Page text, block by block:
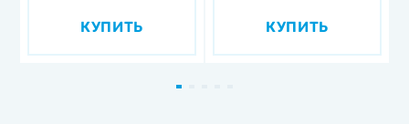
дизайн 1, 3 предмета,
фарфор
КУПИТЬ КУПИТЬ